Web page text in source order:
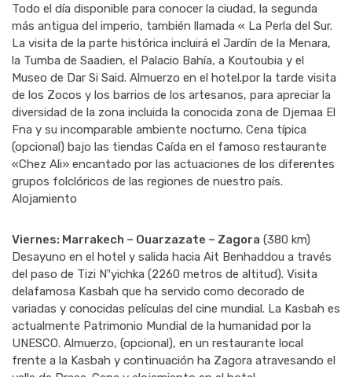
Todo el día disponible para conocer la ciudad, la segunda
más antigua del imperio, también llamada « La Perla del Sur.
La visita de la parte histórica incluirá el Jardín de la Menara,
la Tumba de Saadien, el Palacio Bahía, a Koutoubia y el
Museo de Dar Si Said. Almuerzo en el hotel.por la tarde visita
de los Zocos y los barrios de los artesanos, para apreciar la
diversidad de la zona incluida la conocida zona de Djemaa El
Fna y su incomparable ambiente nocturno. Cena típica
(opcional) bajo las tiendas Caída en el famoso restaurante
«Chez Ali» encantado por las actuaciones de los diferentes
grupos folclóricos de las regiones de nuestro país.
Alojamiento
Viernes: Marrakech – Ouarzazate – Zagora (380 km)
Desayuno en el hotel y salida hacia Ait Benhaddou a través
del paso de Tizi N‟yichka (2260 metros de altitud). Visita
delafamosa Kasbah que ha servido como decorado de
variadas y conocidas películas del cine mundial. La Kasbah es
actualmente Patrimonio Mundial de la humanidad por la
UNESCO. Almuerzo, (opcional), en un restaurante local
frente a la Kasbah y continuación ha Zagora atravesando el